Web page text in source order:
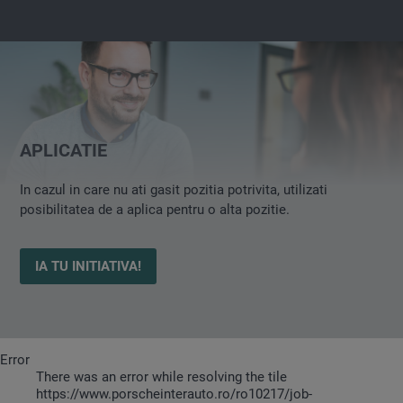
APLICATIE
In cazul in care nu ati gasit pozitia potrivita, utilizati
posibilitatea de a aplica pentru o alta pozitie.
IA TU INITIATIVA!
Error
There was an error while resolving the tile
https://www.porscheinterauto.ro/ro10217/job-